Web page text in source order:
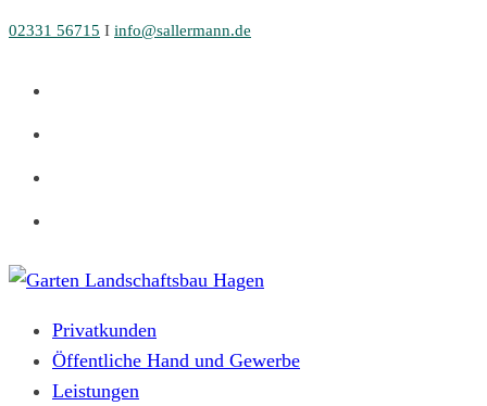
Zum
springen
02331 56715 I info@sallermann.de
Privatkunden
Öffentliche Hand und Gewerbe
Leistungen